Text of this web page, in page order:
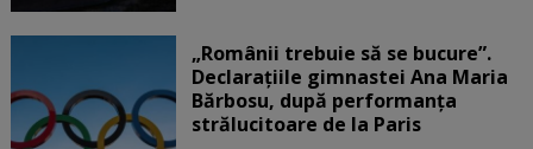
„Românii trebuie să se bucure”.
Declarațiile gimnastei Ana Maria
Bărbosu, după performanța
strălucitoare de la Paris